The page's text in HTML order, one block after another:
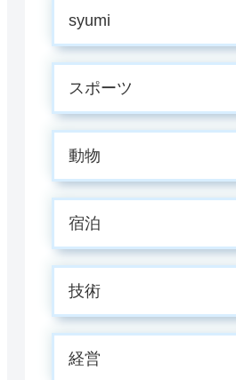
syumi
スポーツ
動物
宿泊
技術
経営